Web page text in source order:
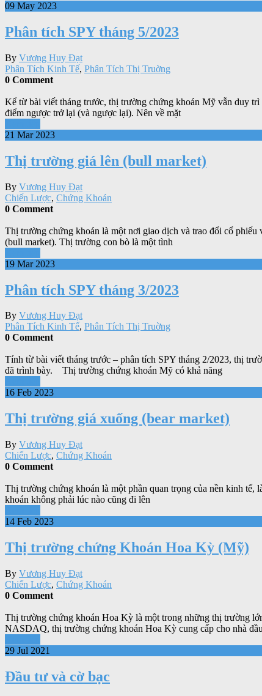
09 May 2023
Phân tích SPY tháng 5/2023
By Vương Huy Đạt
Phân Tích Kinh Tế, Phân Tích Thị Truờng
0 Comment
Kể từ bài viết tháng trước, thị trường chứng khoán Mỹ vẫn duy
điểm ngược trở lại (và ngược lại). Nên về mặt
21 Mar 2023
Thị trường giá lên (bull market)
By Vương Huy Đạt
Chiến Lược, Chứng Khoán
0 Comment
Thị trường chứng khoán là một nơi giao dịch và trao đổi cổ phiếu
(bull market). Thị trường con bò là một tình
19 Mar 2023
Phân tích SPY tháng 3/2023
By Vương Huy Đạt
Phân Tích Kinh Tế, Phân Tích Thị Truờng
0 Comment
Tính từ bài viết tháng trước – phân tích SPY tháng 2/2023, thị
đã trình bày. Thị trường chứng khoán Mỹ có khả năng
16 Feb 2023
Thị trường giá xuống (bear market)
By Vương Huy Đạt
Chiến Lược, Chứng Khoán
0 Comment
Thị trường chứng khoán là một phần quan trọng của nền kinh tế,
khoán không phải lúc nào cũng đi lên
14 Feb 2023
Thị trường chứng Khoán Hoa Kỳ (Mỹ)
By Vương Huy Đạt
Chiến Lược, Chứng Khoán
0 Comment
Thị trường chứng khoán Hoa Kỳ là một trong những thị trường
NASDAQ, thị trường chứng khoán Hoa Kỳ cung cấp cho nhà
29 Jul 2021
Đầu tư và cờ bạc